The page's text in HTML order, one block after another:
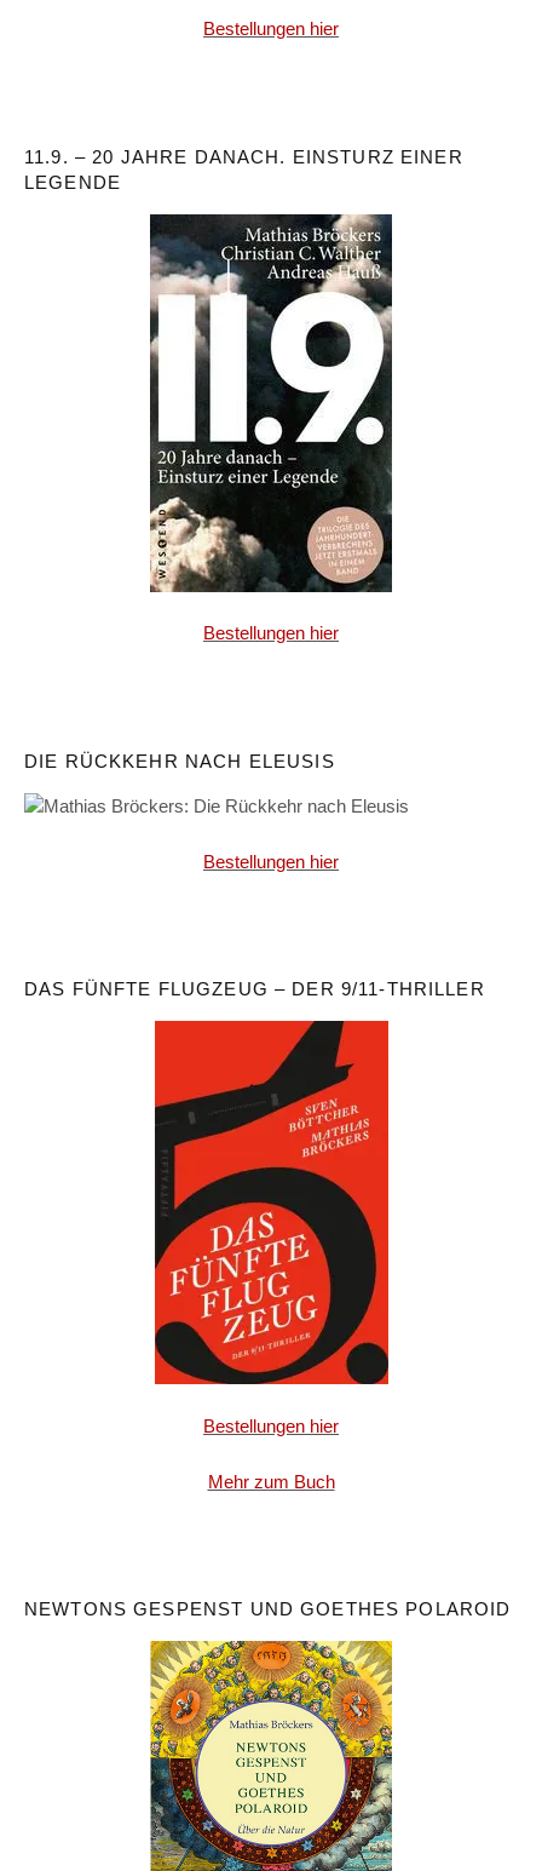
Bestellungen hier
11.9. – 20 JAHRE DANACH. EINSTURZ EINER
LEGENDE
Bestellungen hier
DIE RÜCKKEHR NACH ELEUSIS
Bestellungen hier
DAS FÜNFTE FLUGZEUG – DER 9/11-THRILLER
Bestellungen hier
Mehr zum Buch
NEWTONS GESPENST UND GOETHES POLAROID